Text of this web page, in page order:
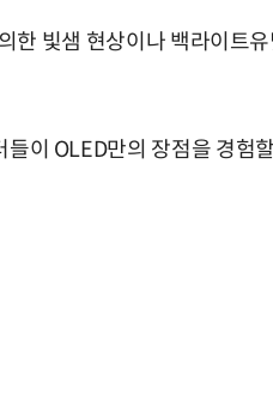
한 빛샘 현상이나 백라이트
이 OLED만의 장점을 경험